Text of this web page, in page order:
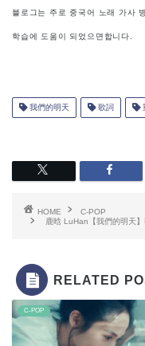
블로그는 주로 중국어 노래 가사
학습에 도움이 되었으면합니다.
我們的明天 歌詞
HOME
C-POP
鹿晗 LuHan【我們的明天
RELATED
C-POP